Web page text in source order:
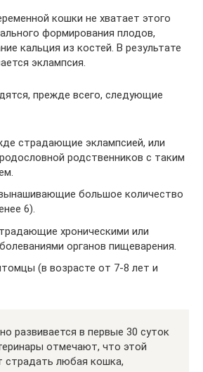
кошки не хватает этого
формирования плодов,
кальция из костей. В результате
эклампсия.
прежде всего, следующие
страдающие эклампсией, или
родственников с таким
большое количество
6).
хроническими или
органов пищеварения.
(в возрасте от 7-8 лет и
развивается в первые 30 суток
отмечают, что этой
любая кошка,